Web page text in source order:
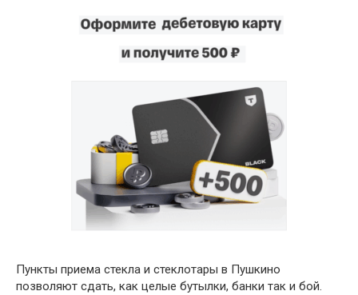
Пункты приема стекла и стеклотары в Пушкино
позволяют сдать, как целые бутылки, банки так и бой.